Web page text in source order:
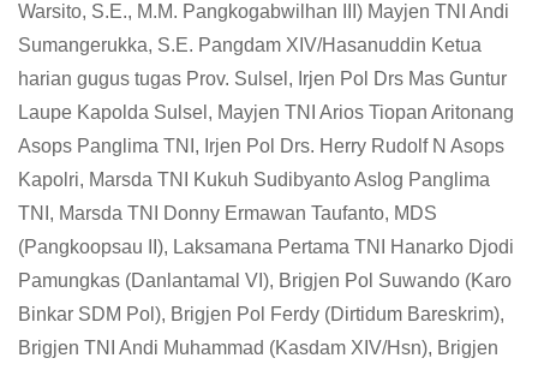
Warsito, S.E., M.M. Pangkogabwilhan III) Mayjen TNI Andi
Sumangerukka, S.E. Pangdam XIV/Hasanuddin Ketua
harian gugus tugas Prov. Sulsel, Irjen Pol Drs Mas Guntur
Laupe Kapolda Sulsel, Mayjen TNI Arios Tiopan Aritonang
Asops Panglima TNI, Irjen Pol Drs. Herry Rudolf N Asops
Kapolri, Marsda TNI Kukuh Sudibyanto Aslog Panglima
TNI, Marsda TNI Donny Ermawan Taufanto, MDS
(Pangkoopsau II), Laksamana Pertama TNI Hanarko Djodi
Pamungkas (Danlantamal VI), Brigjen Pol Suwando (Karo
Binkar SDM Pol), Brigjen Pol Ferdy (Dirtidum Bareskrim),
Brigjen TNI Andi Muhammad (Kasdam XIV/Hsn), Brigjen